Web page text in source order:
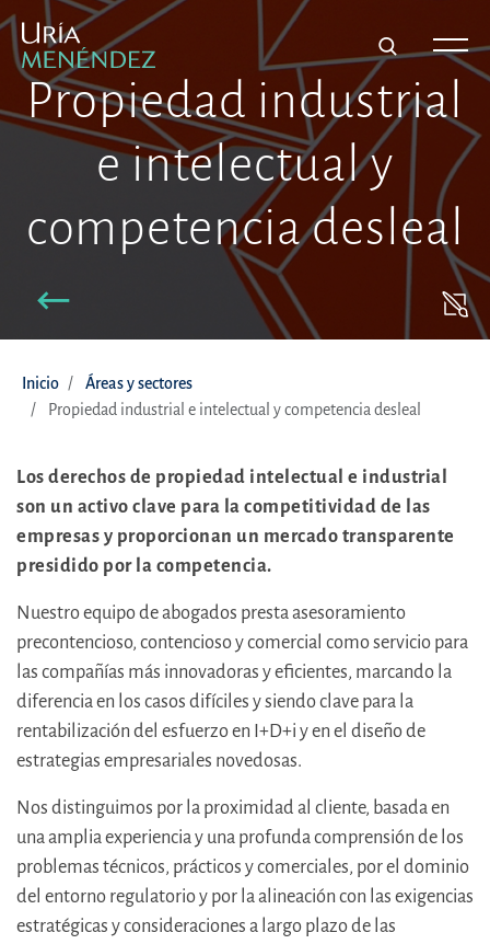
Propiedad industrial
e intelectual y
competencia desleal
Inicio
Áreas y sectores
Propiedad industrial e intelectual y competencia desleal
Los derechos de propiedad intelectual e industrial
son un activo clave para la competitividad de las
empresas y proporcionan un mercado transparente
presidido por la competencia.
Nuestro equipo de abogados presta asesoramiento
precontencioso, contencioso y comercial como servicio para
las compañías más innovadoras y eficientes, marcando la
diferencia en los casos difíciles y siendo clave para la
rentabilización del esfuerzo en I+D+i y en el diseño de
estrategias empresariales novedosas.
Nos distinguimos por la proximidad al cliente, basada en
una amplia experiencia y una profunda comprensión de los
problemas técnicos, prácticos y comerciales, por el dominio
del entorno regulatorio y por la alineación con las exigencias
estratégicas y consideraciones a largo plazo de las